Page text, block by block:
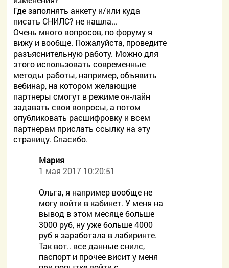
Где заполнять анкету и/или куда
писать СНИЛС? не нашла...
Очень много вопросов, по форуму я
вижу и вообще. Пожалуйста, проведите
разъяснительную работу. Можно для
этого использовать современные
методы работы, например, объявить
вебинар, на котором желающие
партнеры смогут в режиме он-лайн
задавать свои вопросы, а потом
опубликовать расшифровку и всем
партнерам прислать ссылку на эту
страницу. Спасибо.
Мария
1 мая 2017 10:20:51
Ольга, я например вообще не
могу войти в кабинет. У меня на
вывод в этом месяце больше
3000 руб, ну уже больше 4000
руб я заработала в лабиринте.
Так вот.. все данные снилс,
паспорт и прочее висит у меня